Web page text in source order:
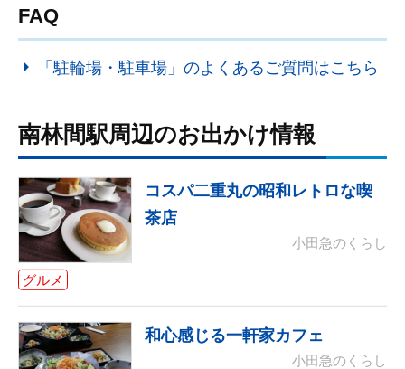
FAQ
「駐輪場・駐車場」のよくあるご質問はこちら
南林間駅周辺のお出かけ情報
グルメ
コスパ二重丸の昭和レトロな喫
茶店
小田急のくらし
和心感じる一軒家カフェ
小田急のくらし